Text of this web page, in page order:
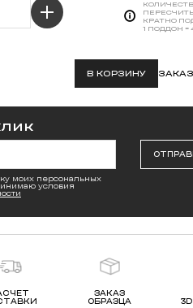
КРАТНО
1 ПОДДОН =
В КОРЗИНУ
моих персональных
условия
ЗАКАЗ
ОБРАЗЦА